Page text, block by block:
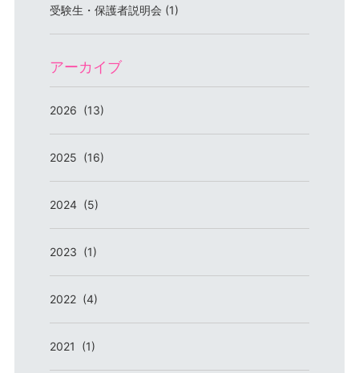
受験生・保護者説明会 (1)
アーカイブ
2026 (13)
2025 (16)
2024 (5)
2023 (1)
2022 (4)
2021 (1)